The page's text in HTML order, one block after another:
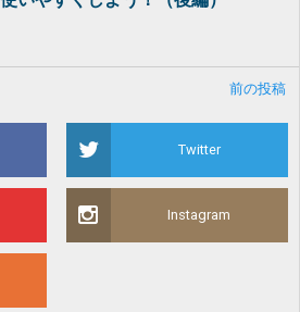
前の投稿
Twitter
Instagram